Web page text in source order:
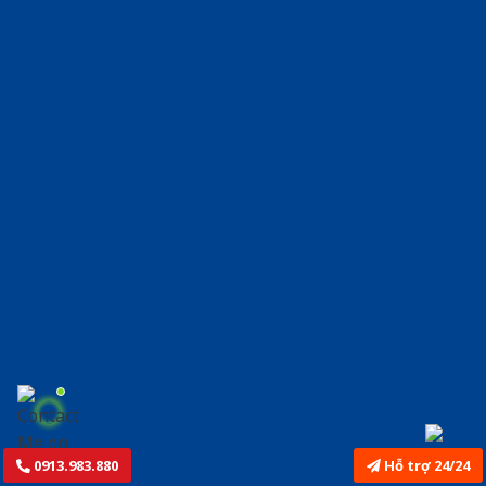
0913.983.880 Hỗ trợ 24/24